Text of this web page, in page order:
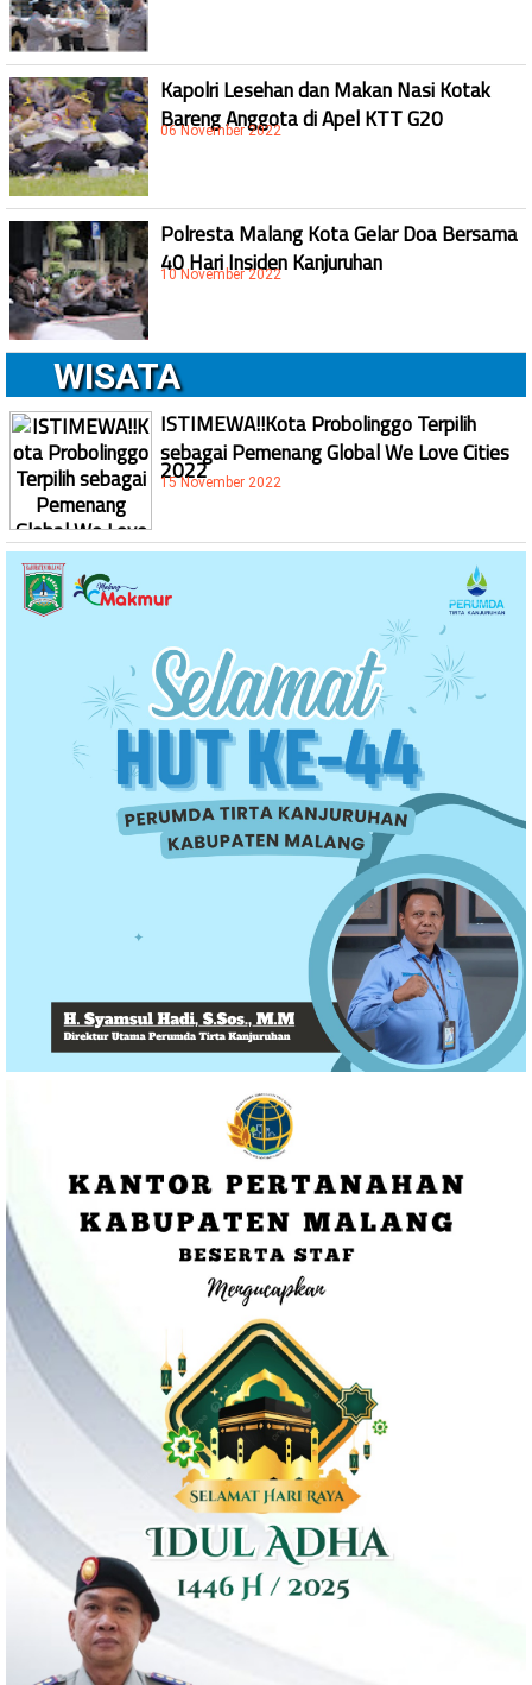
Kapolri Lesehan dan Makan Nasi Kotak
Bareng Anggota di Apel KTT G20
06 November 2022
Polresta Malang Kota Gelar Doa Bersama
40 Hari Insiden Kanjuruhan
10 November 2022
WISATA
ISTIMEWA!!Kota Probolinggo Terpilih
sebagai Pemenang Global We Love Cities
2022
15 November 2022